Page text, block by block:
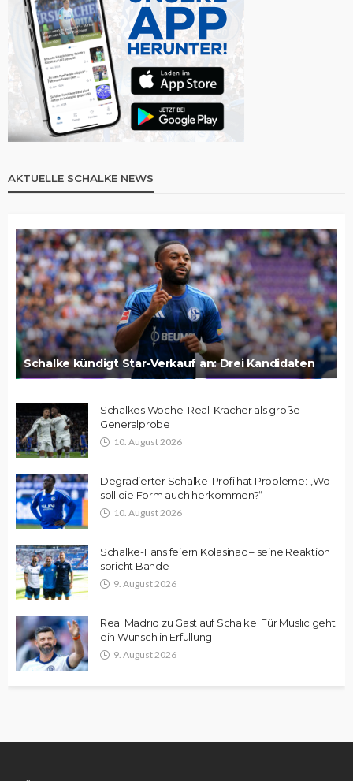
AKTUELLE SCHALKE NEWS
Schalke kündigt Star-Verkauf an: Drei Kandidaten
Schalkes Woche: Real-Kracher als große
Generalprobe
10. August 2026
Degradierter Schalke-Profi hat Probleme: „Wo
soll die Form auch herkommen?“
10. August 2026
Schalke-Fans feiern Kolasinac – seine Reaktion
spricht Bände
9. August 2026
Real Madrid zu Gast auf Schalke: Für Muslic geht
ein Wunsch in Erfüllung
9. August 2026